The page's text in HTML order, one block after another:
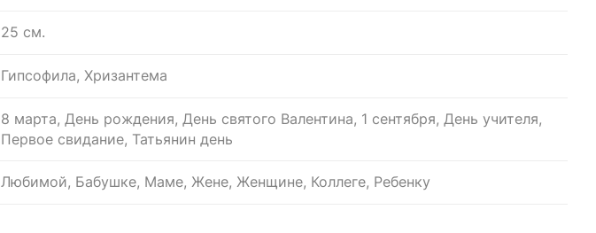
25 см.
Гипсофила, Хризантема
8 марта, День рождения, День святого Валентина, 1 сентября, День учителя,
Первое свидание, Татьянин день
Любимой, Бабушке, Маме, Жене, Женщине, Коллеге, Ребенку